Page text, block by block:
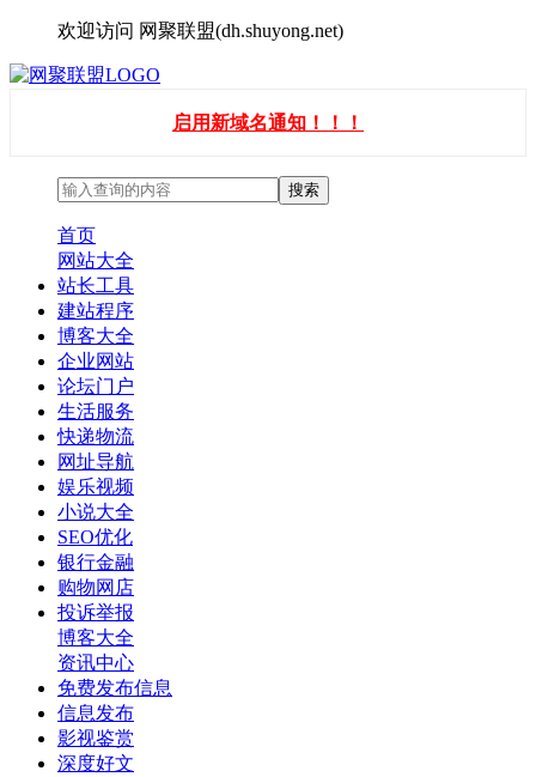
欢迎访问 网聚联盟(dh.shuyong.net)
启用新域名通知！！！
首页
网站大全
站长工具
建站程序
博客大全
企业网站
论坛门户
生活服务
快递物流
网址导航
娱乐视频
小说大全
SEO优化
银行金融
购物网店
投诉举报
博客大全
资讯中心
免费发布信息
信息发布
影视鉴赏
深度好文